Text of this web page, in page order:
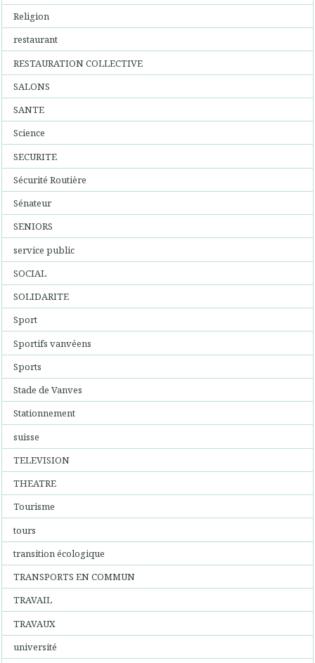
Religion
restaurant
RESTAURATION COLLECTIVE
SALONS
SANTE
Science
SECURITE
Sécurité Routière
Sénateur
SENIORS
service public
SOCIAL
SOLIDARITE
Sport
Sportifs vanvéens
Sports
Stade de Vanves
Stationnement
suisse
TELEVISION
THEATRE
Tourisme
tours
transition écologique
TRANSPORTS EN COMMUN
TRAVAIL
TRAVAUX
université